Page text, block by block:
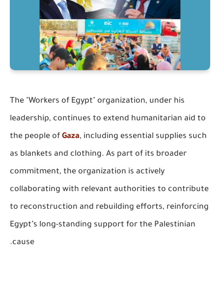
The "Workers of Egypt" organization, under his
leadership, continues to extend humanitarian aid to
the people of Gaza, including essential supplies such
as blankets and clothing. As part of its broader
commitment, the organization is actively
collaborating with relevant authorities to contribute
to reconstruction and rebuilding efforts, reinforcing
Egypt’s long-standing support for the Palestinian
cause.